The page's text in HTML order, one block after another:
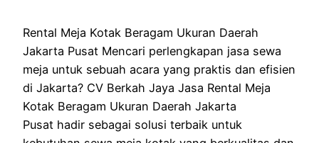
Rental Meja Kotak Beragam Ukuran Daerah
Jakarta Pusat Mencari perlengkapan jasa sewa
meja untuk sebuah acara yang praktis dan efisien
di Jakarta? CV Berkah Jaya Jasa Rental Meja
Kotak Beragam Ukuran Daerah Jakarta
Pusat hadir sebagai solusi terbaik untuk